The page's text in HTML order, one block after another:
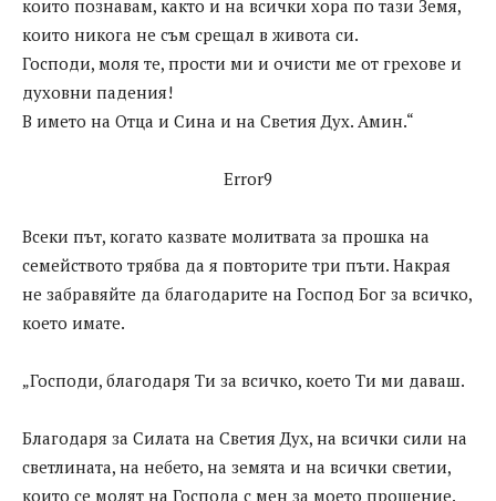
които познавам, както и на всички хора по тази Земя,
които никога не съм срещал в живота си.
Господи, моля те, прости ми и очисти ме от грехове и
духовни падения!
В името на Отца и Сина и на Светия Дух. Амин.“
Error9
Всеки път, когато казвате молитвата за прошка на
семейството трябва да я повторите три пъти. Накрая
не забравяйте да благодарите на Господ Бог за всичко,
което имате.
„Господи, благодаря Ти за всичко, което Ти ми даваш.
Благодаря за Силата на Светия Дух, на всички сили на
светлината, на небето, на земята и на всички светии,
които се молят на Господа с мен за моето прощение.